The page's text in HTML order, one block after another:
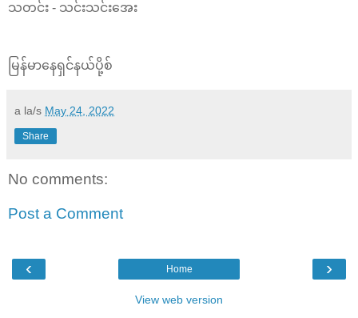
သတင်း - သင်းသင်းအေး
မြန်မာနေရှင်နယ်ပို့စ်
a la/s May 24, 2022
Share
No comments:
Post a Comment
‹ ›
Home
View web version